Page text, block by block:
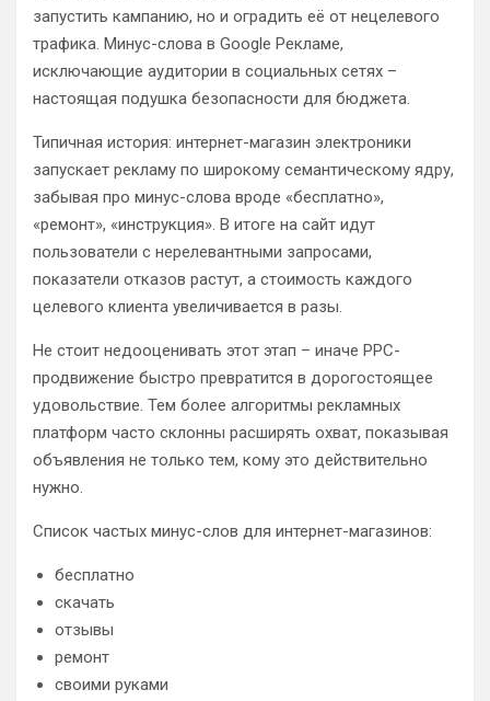
запустить кампанию, но и оградить её от нецелевого
трафика. Минус-слова в Google Рекламе,
исключающие аудитории в социальных сетях –
настоящая подушка безопасности для бюджета.
Типичная история: интернет-магазин электроники
запускает рекламу по широкому семантическому ядру,
забывая про минус-слова вроде «бесплатно»,
«ремонт», «инструкция». В итоге на сайт идут
пользователи с нерелевантными запросами,
показатели отказов растут, а стоимость каждого
целевого клиента увеличивается в разы.
Не стоит недооценивать этот этап – иначе PPC-
продвижение быстро превратится в дорогостоящее
удовольствие. Тем более алгоритмы рекламных
платформ часто склонны расширять охват, показывая
объявления не только тем, кому это действительно
нужно.
Список частых минус-слов для интернет-магазинов:
бесплатно
скачать
отзывы
ремонт
своими руками